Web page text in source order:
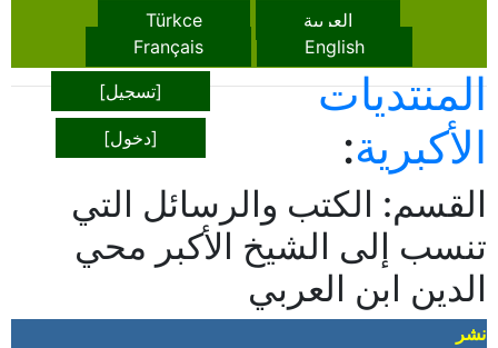
العربية
Türkçe
Français
English
المنتديات
الأكبرية:
[تسجيل]
[دخول]
القسم: الكتب والرسائل التي
تنسب إلى الشيخ الأكبر محي
الدين ابن العربي
نشر